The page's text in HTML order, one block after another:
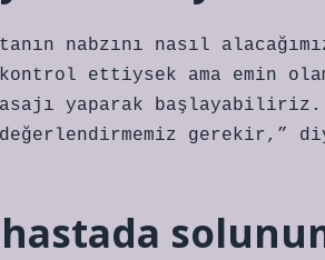
nabzını nasıl
ettiysek ama emin
yaparak
değerlendirmemiz gerekir,”